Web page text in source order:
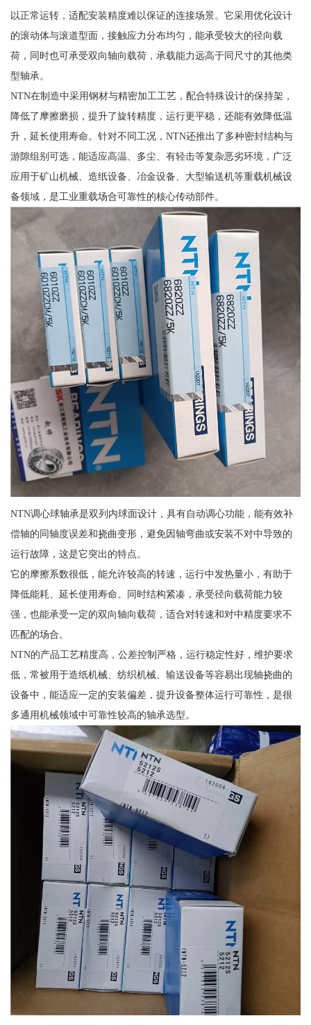
以正常运转，适配安装精度难以保证的连接场景。它采用优化设计
的滚动体与滚道型面，接触应力分布均匀，能承受较大的径向载
荷，同时也可承受双向轴向载荷，承载能力远高于同尺寸的其他类
型轴承。
NTN在制造中采用钢材与精密加工工艺，配合特殊设计的保持架，
降低了摩擦磨损，提升了旋转精度，运行更平稳，还能有效降低温
升，延长使用寿命。针对不同工况，NTN还推出了多种密封结构与
游隙组别可选，能适应高温、多尘、有轻击等复杂恶劣环境，广泛
应用于矿山机械、造纸设备、冶金设备、大型输送机等重载机械设
备领域，是工业重载场合可靠性的核心传动部件。
NTN调心球轴承是双列内球面设计，具有自动调心功能，能有效补
偿轴的同轴度误差和挠曲变形，避免因轴弯曲或安装不对中导致的
运行故障，这是它突出的特点。
它的摩擦系数很低，能允许较高的转速，运行中发热量小，有助于
降低能耗、延长使用寿命。同时结构紧凑，承受径向载荷能力较
强，也能承受一定的双向轴向载荷，适合对转速和对中精度要求不
匹配的场合。
NTN的产品工艺精度高，公差控制严格，运行稳定性好，维护要求
低，常被用于造纸机械、纺织机械、输送设备等容易出现轴挠曲的
设备中，能适应一定的安装偏差，提升设备整体运行可靠性，是很
多通用机械领域中可靠性较高的轴承选型。